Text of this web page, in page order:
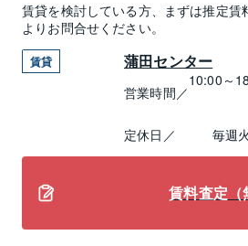
賃貸を検討している方、まずは推定賃
よりお問合せください。
賃貸 蒲田センター
営業時間／
10:00～
定休日／ 毎週
賃料査定（